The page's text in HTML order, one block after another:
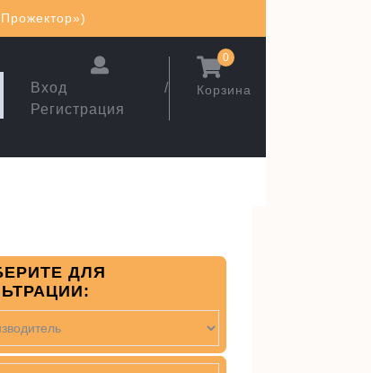
Вход /
Регистрация
Корзина
0
ДЛЯ